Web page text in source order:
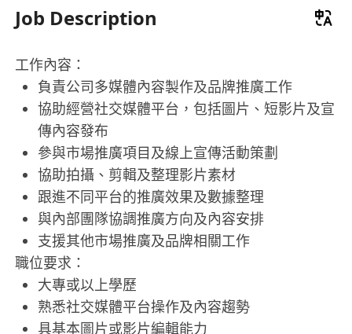
Job Description
工作內容：
負責公司多媒體內容製作及品牌推廣工作
協助經營社交媒體平台，包括圖片、短影片及宣
傳內容發布
參與市場推廣項目及線上宣傳活動策劃
協助拍攝、剪輯及整理影片素材
跟進不同平台的推廣效果及數據整理
與內部團隊協調推廣方向及內容安排
支援其他市場推廣及品牌相關工作
職位要求：
大專或以上學歷
熟悉社交媒體平台操作及內容趨勢
具基本圖片或影片編輯能力